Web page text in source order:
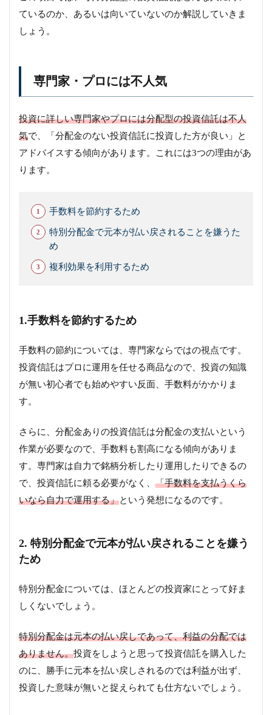
ているのか、あるいは向いていないのか解説していきま
しょう。
専門家・プロには不人気
投資に詳しい専門家やプロには分配型の投資信託は不人
気で、「分配金のない投資信託に投資した方が良い」と
アドバイスする傾向があります。これには3つの理由があ
ります。
手数料を節約するため
特別分配金で元本が払い戻されることを嫌うた
め
複利効果を利用するため
1.手数料を節約するため
手数料の節約については、専門家ならではの視点です。
投資信託はプロに運用を任せる商品なので、投資の知識
が無い初心者でも始めやすい反面、手数料がかかりま
す。
さらに、分配金ありの投資信託は分配金の支払いという
作業が必要なので、手数料も割高になる傾向がありま
す。専門家は自力で銘柄分析したり運用したりできるの
で、投資信託に頼る必要がなく、 「手数料を支払うくら
いなら自力で運用する」という発想になるのです。
2. 特別分配金で元本が払い戻されることを嫌う
ため
特別分配金については、ほとんどの投資家にとって好ま
しくないでしょう。
特別分配金は元本の払い戻しであって、利益の分配では
ありません。投資をしようと思って投資信託を購入した
のに、勝手に元本を払い戻しされるのでは利益が出ず、
投資した意味が無いと捉えられても仕方ないでしょう。